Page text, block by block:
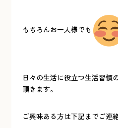
もちろんお一人様でも
日々の生活に役立つ生活習慣
頂きます。
ご興味ある方は下記までご連